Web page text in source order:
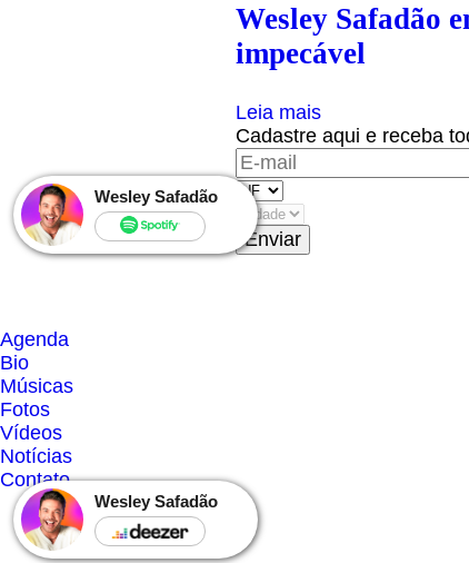
Wesley Safadão
impecável
Leia mais
Wesley Safadão
Wesley Safadão
Cadastre aqui e receba
Agenda
Bio
Músicas
Fotos
Vídeos
Notícias
Contato